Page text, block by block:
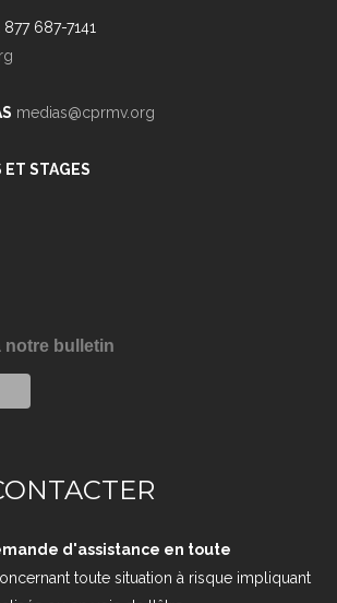
877 687-7141
medias@cprmv.org
ET STAGES
notre bulletin
d'assistance en toute
toute situation à risque impliquant